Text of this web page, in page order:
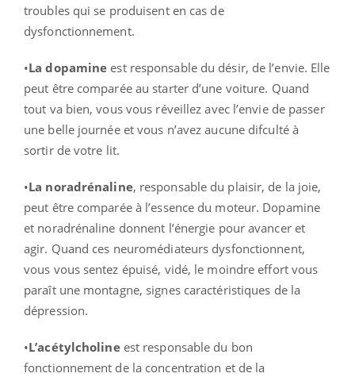
troubles qui se produisent en cas de
dysfonctionnement.
•La dopamine est responsable du désir, de l’envie. Elle
peut être comparée au starter d’une voiture. Quand
tout va bien, vous vous réveillez avec l’envie de passer
une belle journée et vous n’avez aucune difculté à
sortir de votre lit.
•La noradrénaline, responsable du plaisir, de la joie,
peut être comparée à l’essence du moteur. Dopamine
et noradrénaline donnent l’énergie pour avancer et
agir. Quand ces neuromédiateurs dysfonctionnent,
vous vous sentez épuisé, vidé, le moindre effort vous
paraît une montagne, signes caractéristiques de la
dépression.
•L’acétylcholineest responsable du bon
fonctionnement de la concentration et de la